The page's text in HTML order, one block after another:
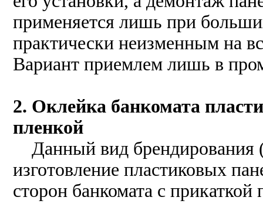
применяется лишь при
практически неизменным на
Вариант приемлем лишь в
2. Оклейка банкомата
пленкой
Данный вид брендирования
изготовление пластиковых
сторон банкомата с